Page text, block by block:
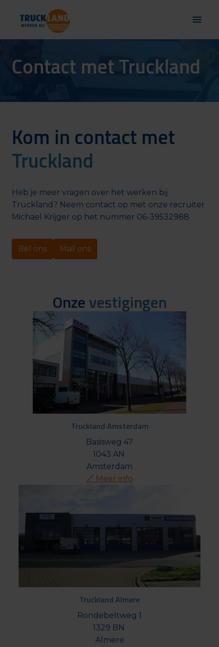
content
Homepagina
Contact met Truckland
Kom in contact met
Truckland
Heb je meer vragen over het werken bij
Truckland? Neem contact op met onze recruiter
Michael Krijger op het nummer 06-39532988.
Bel ons Mail ons
Onze vestigingen
Truckland Amsterdam
Basisweg 47
1043 AN
🔗 Meer info
Truckland Almere
Rondebeltweg 1
1329 BN